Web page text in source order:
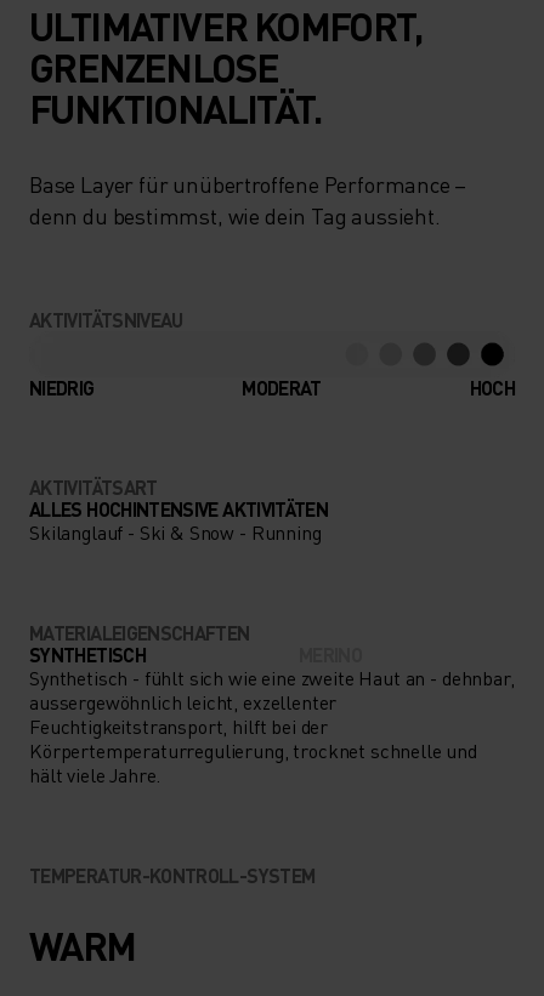
ULTIMATIVER KOMFORT,
GRENZENLOSE
FUNKTIONALITÄT.
Base Layer für unübertroffene Performance –
denn du bestimmst, wie dein Tag aussieht.
AKTIVITÄTSNIVEAU
NIEDRIG MODERAT HOCH
AKTIVITÄTSART
ALLES HOCHINTENSIVE AKTIVITÄTEN
Skilanglauf - Ski & Snow - Running
MATERIALEIGENSCHAFTEN
SYNTHETISCH
Synthetisch - fühlt sich wie eine zweite Haut an - dehnbar,
aussergewöhnlich leicht, exzellenter
Feuchtigkeitstransport, hilft bei der
Körpertemperaturregulierung, trocknet schnelle und
hält viele Jahre.
TEMPERATUR-KONTROLL-SYSTEM
WARM